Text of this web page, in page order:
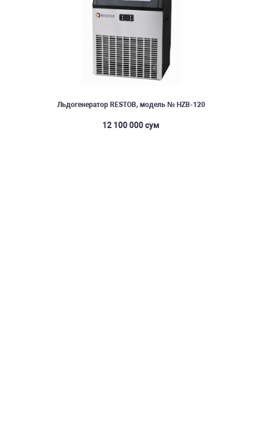
Льдогенератор RESTOB, модель № HZB-120
12 100 000 сум